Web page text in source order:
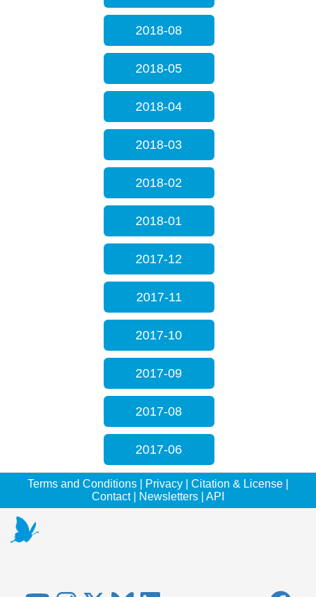
2018-08
2018-05
2018-04
2018-03
2018-02
2018-01
2017-12
2017-11
2017-10
2017-09
2017-08
2017-06
Terms and Conditions Privacy Citation & License
Contact| Newsletters API